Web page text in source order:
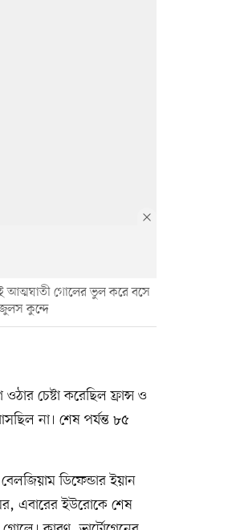
আত্মঘাতী গোলের ভুল করে বসে
কুন্দে
চেষ্টা করেছিল ফ্রান্স ও
না। শেষ পর্যন্ত ৮৫
ডিফেন্ডার ইয়ান
এবারের ইউরোকে শেষ